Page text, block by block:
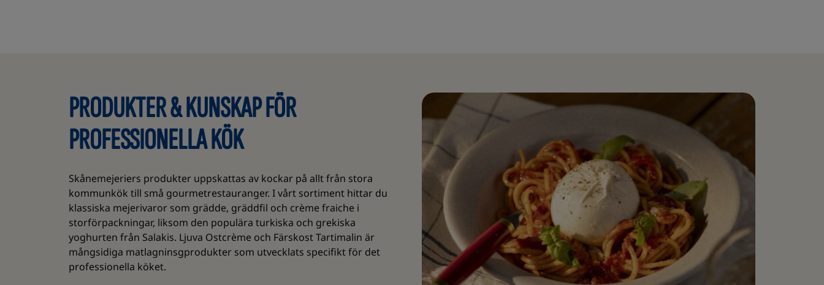
PRODUKTER & KUNSKAP FÖR
PROFESSIONELLA KÖK
Skånemejeriers produkter uppskattas av kockar på allt från stora
kommunkök till små gourmetrestauranger. I vårt sortiment hittar du
klassiska mejerivaror som grädde, gräddfil och crème fraiche i
storförpackningar, liksom den populära turkiska och grekiska
yoghurten från Salakis. Ljuva Ostcrème och Färskost Tartimalin är
mångsidiga matlagninsgprodukter som utvecklats specifikt för det
professionella köket.